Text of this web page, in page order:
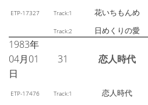
ETP-17327 Track:1 花いちもんめ
Track:2 日めくりの愛
1983年
04月01
日
31 恋人時代
ETP-17476 Track:1 恋人時代